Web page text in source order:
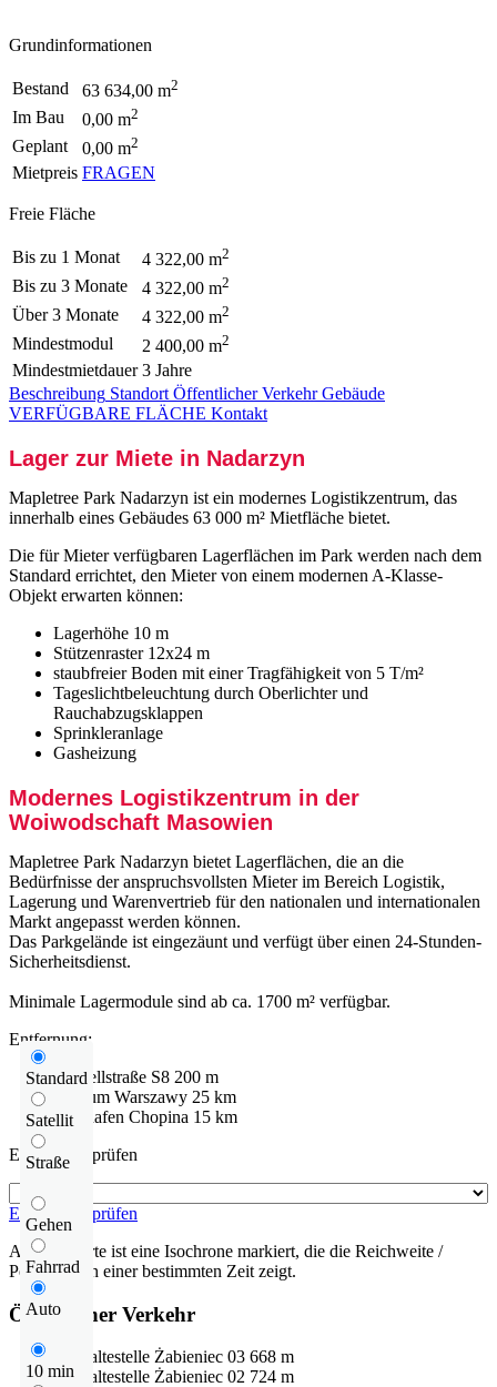
Grundinformationen
Bestand 63 634,00 m2
Im Bau 0,00 m2
Geplant 0,00 m2
Mietpreis FRAGEN
Freie Fläche
Bis zu 1 Monat 4 322,00 m2
Bis zu 3 Monate 4 322,00 m2
Über 3 Monate 4 322,00 m2
Mindestmodul 2 400,00 m2
Mindestmietdauer 3 Jahre
Beschreibung Standort Öffentlicher Verkehr Gebäude
VERFÜGBARE FLÄCHE Kontakt
Lager zur Miete in Nadarzyn
Mapletree Park Nadarzyn ist ein modernes Logistikzentrum, das
innerhalb eines Gebäudes 63 000 m² Mietfläche bietet.
Die für Mieter verfügbaren Lagerflächen im Park werden nach dem
Standard errichtet, den Mieter von einem modernen A-Klasse-
Objekt erwarten können:
Lagerhöhe 10 m
Stützenraster 12x24 m
staubfreier Boden mit einer Tragfähigkeit von 5 T/m²
Tageslichtbeleuchtung durch Oberlichter und
Rauchabzugsklappen
Sprinkleranlage
Gasheizung
Modernes Logistikzentrum in der
Woiwodschaft Masowien
Mapletree Park Nadarzyn bietet Lagerflächen, die an die
Bedürfnisse der anspruchsvollsten Mieter im Bereich Logistik,
Lagerung und Warenvertrieb für den nationalen und internationalen
Markt angepasst werden können.
Das Parkgelände ist eingezäunt und verfügt über einen 24-Stunden-
Sicherheitsdienst.
Minimale Lagermodule sind ab ca. 1700 m² verfügbar.
Standard
Satellit
Straße
Gehen
Fahrrad
Auto
10 min
Entfernung:
Schnellstraße S8 200 m
centrum Warszawy 25 km
Flughafen Chopina 15 km
Entfernung prüfen
Entfernung prüfen
Auf der Karte ist eine Isochrone markiert, die die Reichweite /
Pendelzeit in einer bestimmten Zeit zeigt.
Öffentlicher Verkehr
Bushaltestelle Żabieniec 03 668 m
Bushaltestelle Żabieniec 02 724 m